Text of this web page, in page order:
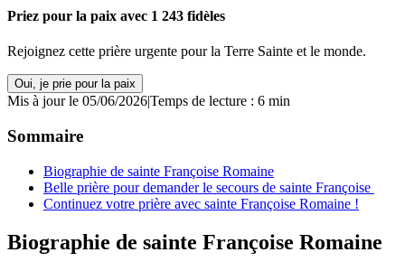
Priez pour la paix avec 1 243 fidèles
Rejoignez cette prière urgente pour la Terre Sainte et le monde.
Oui, je prie pour la paix
Mis à jour le 05/06/2026|Temps de lecture : 6 min
Sommaire
Biographie de sainte Françoise Romaine
Belle prière pour demander le secours de sainte Françoise
Continuez votre prière avec sainte Françoise Romaine !
Biographie de sainte Françoise Romaine